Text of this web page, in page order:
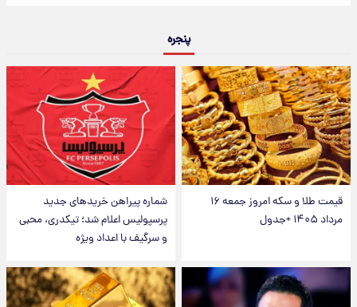
پنجره
قیمت طلا و سکه امروز جمعه ۱۶
مرداد ۱۴۰۵ +جدول
شماره پیراهن خریدهای جدید
پرسپولیس اعلام شد؛ تیکدری، محبی
و سرگیف با اعداد ویژه